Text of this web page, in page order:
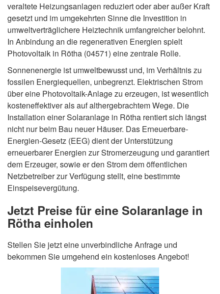
veraltete Heizungsanlagen reduziert oder aber außer Kraft
gesetzt und im umgekehrten Sinne die Investition in
umweltverträglichere Heiztechnik umfangreicher belohnt.
In Anbindung an die regenerativen Energien spielt
Photovoltaik in Rötha (04571) eine zentrale Rolle.
Sonnenenergie ist umweltbewusst und, im Verhältnis zu
fossilen Energiequellen, unbegrenzt. Elektrischen Strom
über eine Photovoltaik-Anlage zu erzeugen, ist wesentlich
kosteneffektiver als auf althergebrachtem Wege. Die
Installation einer Solaranlage in Rötha rentiert sich längst
nicht nur beim Bau neuer Häuser. Das Erneuerbare-
Energien-Gesetz (EEG) dient der Unterstützung
erneuerbarer Energien zur Stromerzeugung und garantiert
dem Erzeuger, sowie er den Strom dem öffentlichen
Netzbetreiber zur Verfügung stellt, eine bestimmte
Einspeisevergütung.
Jetzt Preise für eine Solaranlage in
Rötha einholen
Stellen Sie jetzt eine unverbindliche Anfrage und
bekommen Sie umgehend ein kostenloses Angebot!